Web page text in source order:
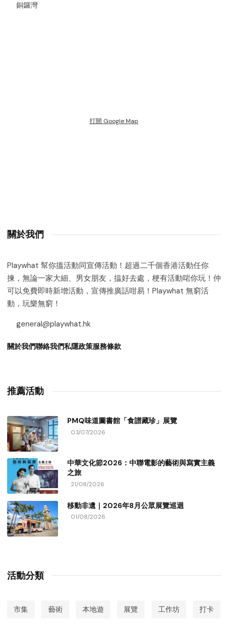
銅鑼灣
打開 Google Map
關於我們
Playwhat 幫你搵活動同宣傳活動！超過二千個香港活動任你
揀，無論一家大細、男女朋友，揾好去處，梗有活動啱你玩！仲
可以免費即時新增活動，宣傳推廣話咁易！Playwhat 無窮活
動，玩樂無窮！
general@playwhat.hk
關於我們聯絡我們私隱政策服務條款
推薦活動
PMQ味道圖書館「食譜藏珍」展覽
03/07/2026
中華文化節2026：中聯電影的藝術與寫實主義
之旅
21/08/2026
移動非遺｜2026年8月公眾展覽巡迴
01/08/2026
活動分類
市集 藝術 本地遊 展覽 工作坊 打卡